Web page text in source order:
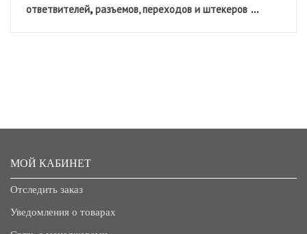
ответвителей,разъемов, переходов и штекеров ...
МОЙ КАБИНЕТ
Отследить заказ
Уведомления о товарах